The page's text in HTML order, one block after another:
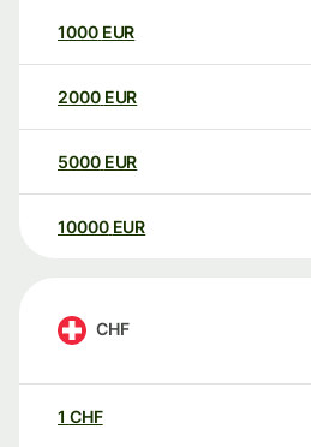
1000 EUR
2000 EUR
5000 EUR
10000 EUR
CHF
1 CHF